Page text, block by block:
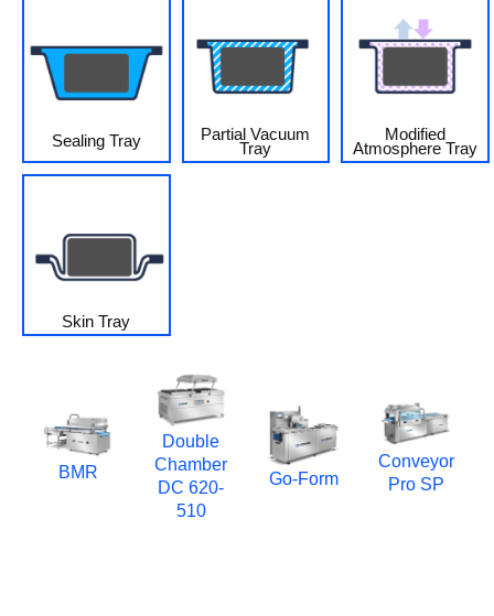
Sealing Tray Partial Vacuum
Tray
Modified
Atmosphere Tray
Skin Tray
BMR
Double
Chamber
DC 620-
510
Go-Form
Conveyor
Pro SP